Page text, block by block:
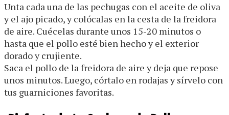
Unta cada una de las pechugas con el aceite de oliva
y el ajo picado, y colócalas en la cesta de la freidora
de aire. Cuécelas durante unos 15-20 minutos o
hasta que el pollo esté bien hecho y el exterior
dorado y crujiente.
Saca el pollo de la freidora de aire y deja que repose
unos minutos. Luego, córtalo en rodajas y sírvelo con
tus guarniciones favoritas.